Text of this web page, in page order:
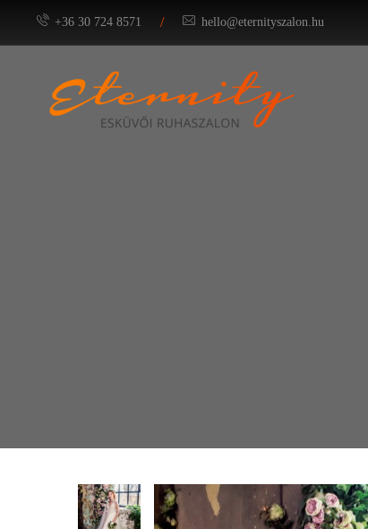
+36 30 724 8571 / hello@eternityszalon.hu